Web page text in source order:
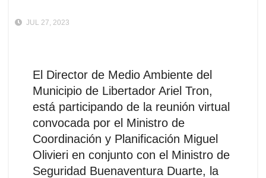
JUL 27, 2023
El Director de Medio Ambiente del
Municipio de Libertador Ariel Tron,
está participando de la reunión virtual
convocada por el Ministro de
Coordinación y Planificación Miguel
Olivieri en conjunto con el Ministro de
Seguridad Buenaventura Duarte, la